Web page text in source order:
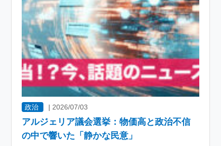
政治 | 2026/07/03
アルジェリア議会選挙：物価高と政治不信
の中で響いた「静かな民意」